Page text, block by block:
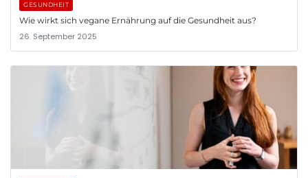
GESUNDHEIT
Wie wirkt sich vegane Ernährung auf die Gesundheit aus?
26. September 2025